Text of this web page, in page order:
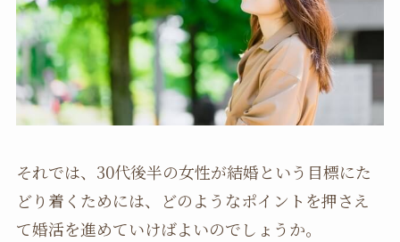
それでは、30代後半の女性が結婚という目標にた
どり着くためには、どのようなポイントを押さえ
て婚活を進めていけばよいのでしょうか。